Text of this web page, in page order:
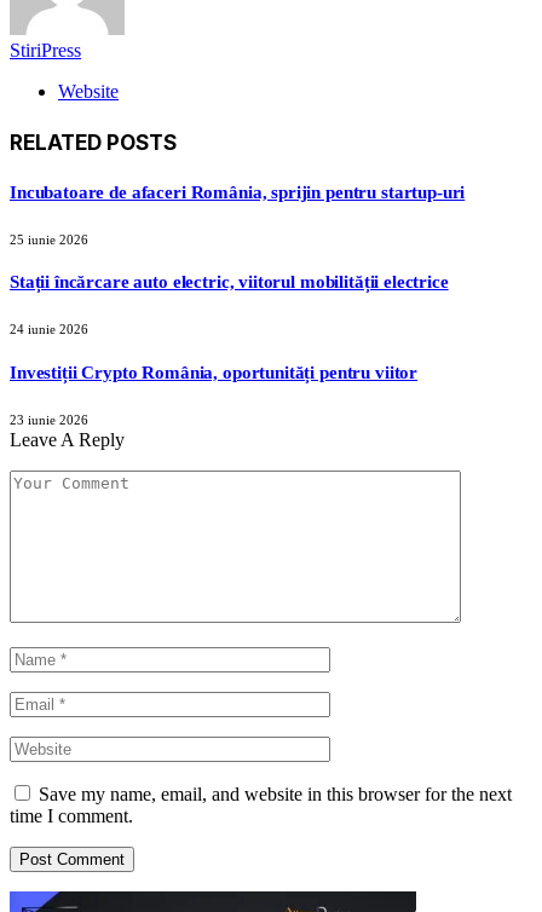
StiriPress
Website
RELATED POSTS
Incubatoare de afaceri România, sprijin pentru startup-uri
25 iunie 2026
Stații încărcare auto electric, viitorul mobilității electrice
24 iunie 2026
Investiții Crypto România, oportunități pentru viitor
23 iunie 2026
Leave A Reply
Save my name, email, and website in this browser for the next
time I comment.